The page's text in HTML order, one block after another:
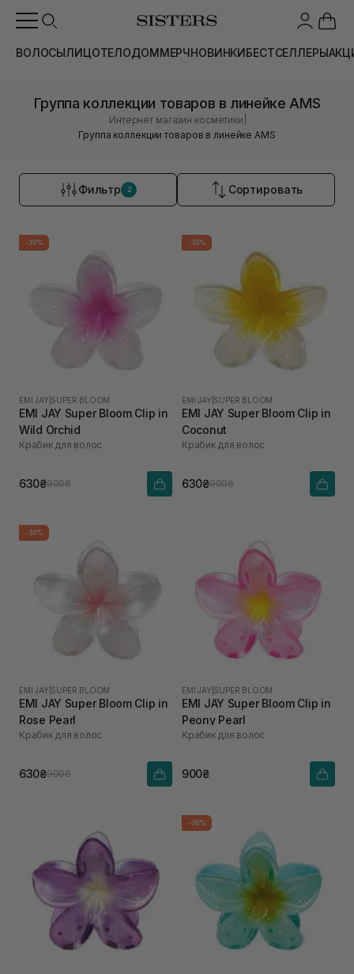
ВОЛОСЫЛИЦОТЕЛОДОММЕРЧНОВИНКИБЕСТСЕЛЛЕРЫ
Группа коллекции товаров в линейке AMS
Интернет магазин косметики
Группа коллекции товаров в линейке AMS
Фильтр 2 Сортировать
-30%
EMI JAY SUPER BLOOM
EMI JAY Super Bloom Clip in
Wild Orchid
Крабик для волос
630₴900₴
-30%
EMI JAY SUPER BLOOM
EMI JAY Super Bloom Clip in
Coconut
Крабик для волос
630₴900₴
-30%
EMI JAY SUPER BLOOM
EMI JAY Super Bloom Clip in
Rose Pearl
Крабик для волос
630₴900₴
EMI JAY SUPER BLOOM
EMI JAY Super Bloom Clip in
Peony Pearl
Крабик для волос
900₴
-30%